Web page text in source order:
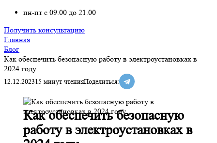
пн-пт с 09.00 до 21.00
Получить консультацию
Главная
Блог
Как обеспечить безопасную работу в электроустановках в
2024 году
12.12.202315 минут чтенияПоделиться:
Как обеспечить безопасную
работу в электроустановках в